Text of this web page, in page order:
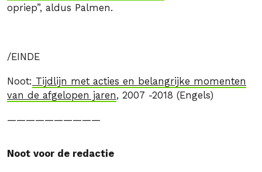
opriep”, aldus Palmen.
/EINDE
Noot: Tijdlijn met acties en belangrijke momenten
van de afgelopen jaren, 2007 -2018 (Engels)
——————————
Noot voor de redactie